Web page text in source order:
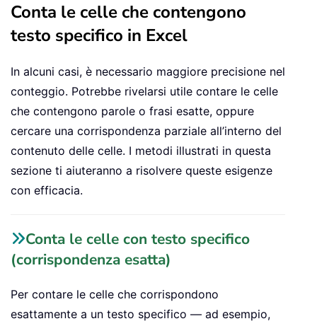
Conta le celle che contengono
testo specifico in Excel
In alcuni casi, è necessario maggiore precisione nel
conteggio. Potrebbe rivelarsi utile contare le celle
che contengono parole o frasi esatte, oppure
cercare una corrispondenza parziale all’interno del
contenuto delle celle. I metodi illustrati in questa
sezione ti aiuteranno a risolvere queste esigenze
con efficacia.
Conta le celle con testo specifico
(corrispondenza esatta)
Per contare le celle che corrispondono
esattamente a un testo specifico — ad esempio,